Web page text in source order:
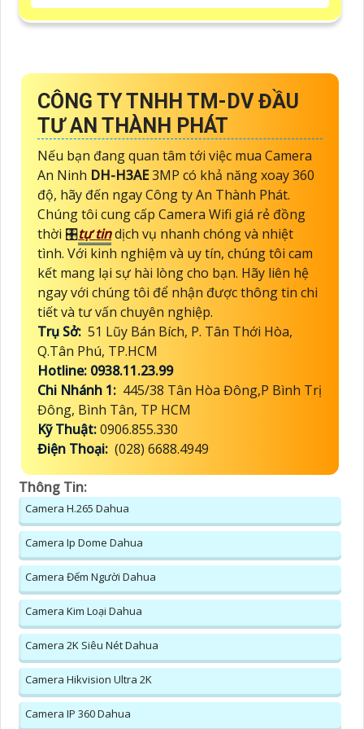
CÔNG TY TNHH TM-DV ĐẦU
TƯ AN THÀNH PHÁT
Nếu bạn đang quan tâm tới việc mua Camera
An Ninh DH-H3AE3MP có khả năng xoay 360
độ, hãy đến ngay Công ty An Thành Phát.
Chúng tôi cung cấp Camera Wifi giá rẻ đồng
thời 🎛tự tindịch vụ nhanh chóng và nhiệt
tình. Với kinh nghiệm và uy tín, chúng tôi cam
kết mang lại sự hài lòng cho bạn. Hãy liên hệ
ngay với chúng tôi để nhận được thông tin chi
tiết và tư vấn chuyên nghiệp.
Trụ Sở: 51 Lũy Bán Bích, P. Tân Thới Hòa,
Q.Tân Phú, TP.HCM
Hotline: 0938.11.23.99
Chi Nhánh 1: 445/38 Tân Hòa Đông,P Bình Trị
Đông, Bình Tân, TP HCM
Kỹ Thuật:0906.855.330
Điện Thoại: (028) 6688.4949
Thông Tin:
Camera H.265 Dahua
Camera Ip Dome Dahua
Camera Đếm Người Dahua
Camera Kim Loại Dahua
Camera 2K Siêu Nét Dahua
Camera Hikvision Ultra 2K
Camera IP 360 Dahua